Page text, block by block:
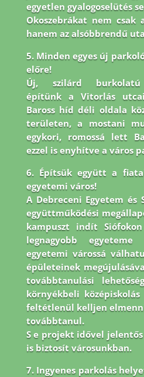
egyetlen gyalogoselütés
Okoszebrákat nem csak
hanem az alsóbbrendű
5. Minden egyes új
előre!
Új, szilárd burkolatú
építünk a Vitorlás
Baross híd déli oldala
területen, a mostani
egykori, romossá lett
ezzel is enyhítve a város
6. Építsük együtt a
egyetemi város!
A Debreceni Egyetem és
együttműködési
kampuszt indít
legnagyobb
egyetemi várossá
épületeinek
továbbtanulási
környékbeli
feltétlenül kelljen
továbbtanul.
S e projekt idővel
is biztosít városunkban.
7. Ingyenes parkolás